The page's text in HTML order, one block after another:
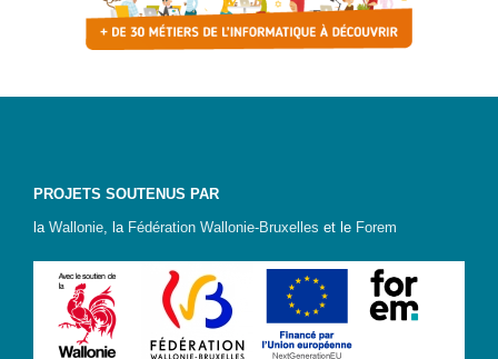
PROJETS SOUTENUS PAR
la Wallonie, la Fédération Wallonie-Bruxelles et le Forem